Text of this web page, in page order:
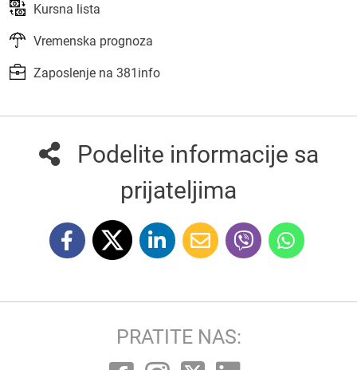
Kursna lista
Vremenska prognoza
Zaposlenje na 381info
Podelite informacije sa
prijateljima
PRATITE NAS: